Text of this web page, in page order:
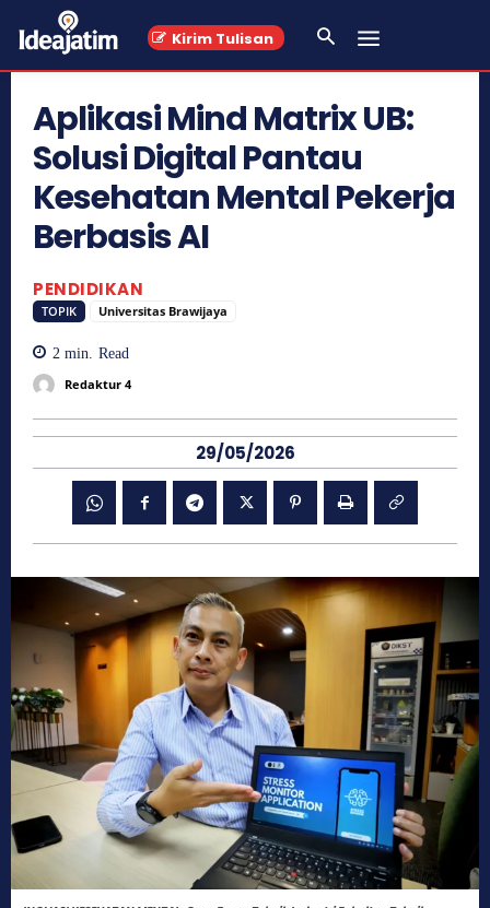
Kirim Tulisan
Aplikasi Mind Matrix UB:
Solusi Digital Pantau
Kesehatan Mental Pekerja
Berbasis AI
PENDIDIKAN
TOPIK Universitas Brawijaya
2 min.
Read
Redaktur 4
29/05/2026